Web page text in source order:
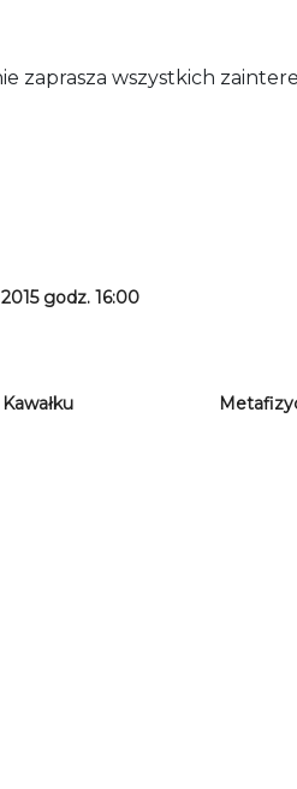
zaprasza wszystkich
godz. 16:00